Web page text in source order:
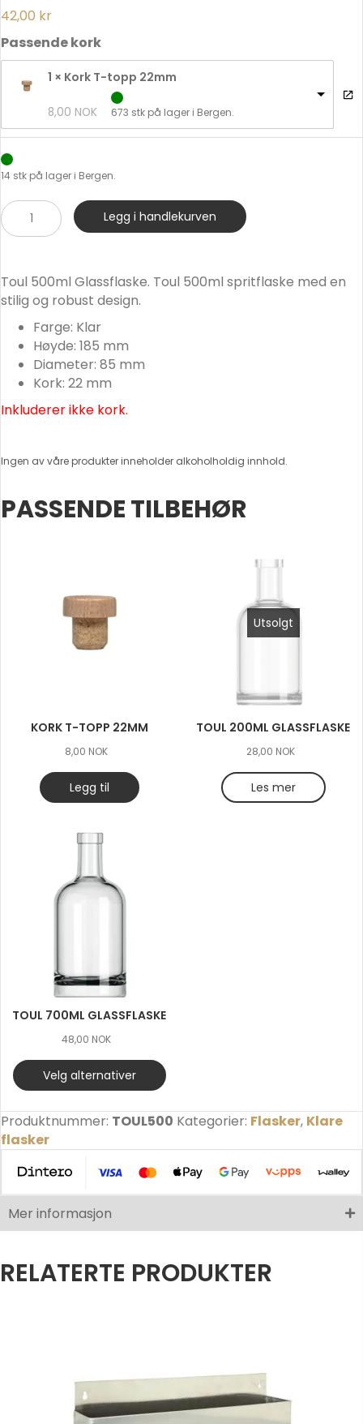
42,00 kr
Passende kork
1 × Kork T-topp 22mm
8,00 NOK 673 stk på lager i Bergen.
14 stk på lager i Bergen.
Toul
500ml
Legg i handlekurven
Toul 500ml Glassflaske. Toul 500ml spritflaske med en
stilig og robust design.
Farge: Klar
Høyde: 185 mm
Diameter: 85 mm
Kork: 22 mm
Inkluderer ikke kork.
Ingen av våre produkter inneholder alkoholholdig innhold.
PASSENDE TILBEHØR
KORK T-TOPP 22MM
8,00 NOK
Legg til
Utsolgt
TOUL 200ML GLASSFLASKE
28,00 NOK
Les mer
TOUL 700ML GLASSFLASKE
48,00 NOK
Velg alternativer
Produktnummer: TOUL500 Kategorier: Flasker, Klare
flasker
Mer informasjon
RELATERTE PRODUKTER